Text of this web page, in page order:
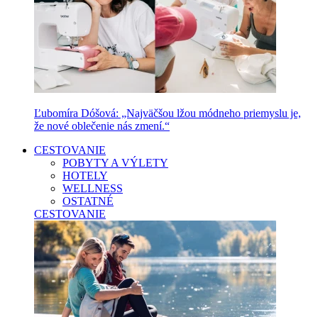
Ľubomíra Dóšová: „Najväčšou lžou módneho priemyslu je,
že nové oblečenie nás zmení.“
CESTOVANIE
POBYTY A VÝLETY
HOTELY
WELLNESS
OSTATNÉ
CESTOVANIE